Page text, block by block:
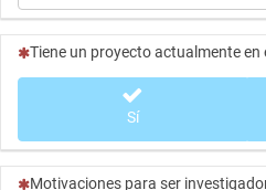
(Esta pregunta es obligatoria)
Tiene un proyecto actualmente en
Sí
(Esta pregunta es obligatoria)
Motivaciones para ser